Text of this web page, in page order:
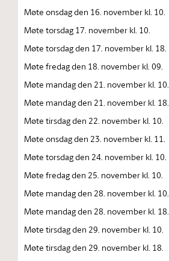
Møte onsdag den 16. november kl. 10.
Møte torsdag 17. november kl. 10.
Møte torsdag den 17. november kl. 18.
Møte fredag den 18. november kl. 09.
Møte mandag den 21. november kl. 10.
Møte mandag den 21. november kl. 18.
Møte tirsdag den 22. november kl. 10.
Møte onsdag den 23. november kl. 11.
Møte torsdag den 24. november kl. 10.
Møte fredag den 25. november kl. 10.
Møte mandag den 28. november kl. 10.
Møte mandag den 28. november kl. 18.
Møte tirsdag den 29. november kl. 10.
Møte tirsdag den 29. november kl. 18.